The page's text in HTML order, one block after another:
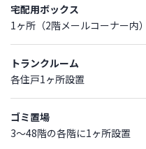
宅配用ボックス
1ヶ所（2階メールコーナー内）
トランクルーム
各住戸1ヶ所設置
ゴミ置場
3～48階の各階に1ヶ所設置